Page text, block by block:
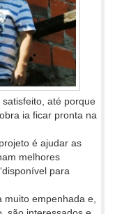
até porque
ia ficar pronta na
é ajudar as
melhores
para
muito empenhada e,